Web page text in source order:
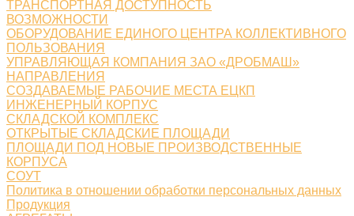
ТРАНСПОРТНАЯ ДОСТУПНОСТЬ
ВОЗМОЖНОСТИ
ОБОРУДОВАНИЕ ЕДИНОГО ЦЕНТРА КОЛЛЕКТИВНОГО
ПОЛЬЗОВАНИЯ
УПРАВЛЯЮЩАЯ КОМПАНИЯ ЗАО «ДРОБМАШ»
НАПРАВЛЕНИЯ
СОЗДАВАЕМЫЕ РАБОЧИЕ МЕСТА ЕЦКП
ИНЖЕНЕРНЫЙ КОРПУС
СКЛАДСКОЙ КОМПЛЕКС
ОТКРЫТЫЕ СКЛАДСКИЕ ПЛОЩАДИ
ПЛОЩАДИ ПОД НОВЫЕ ПРОИЗВОДСТВЕННЫЕ
КОРПУСА
СОУТ
Политика в отношении обработки персональных данных
Продукция